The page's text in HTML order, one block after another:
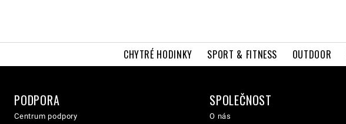
CHYTRÉ HODINKY SPORT & FITNESS OUTDOOR
PODPORA
Centrum podpory
SPOLEČNOST
O nás